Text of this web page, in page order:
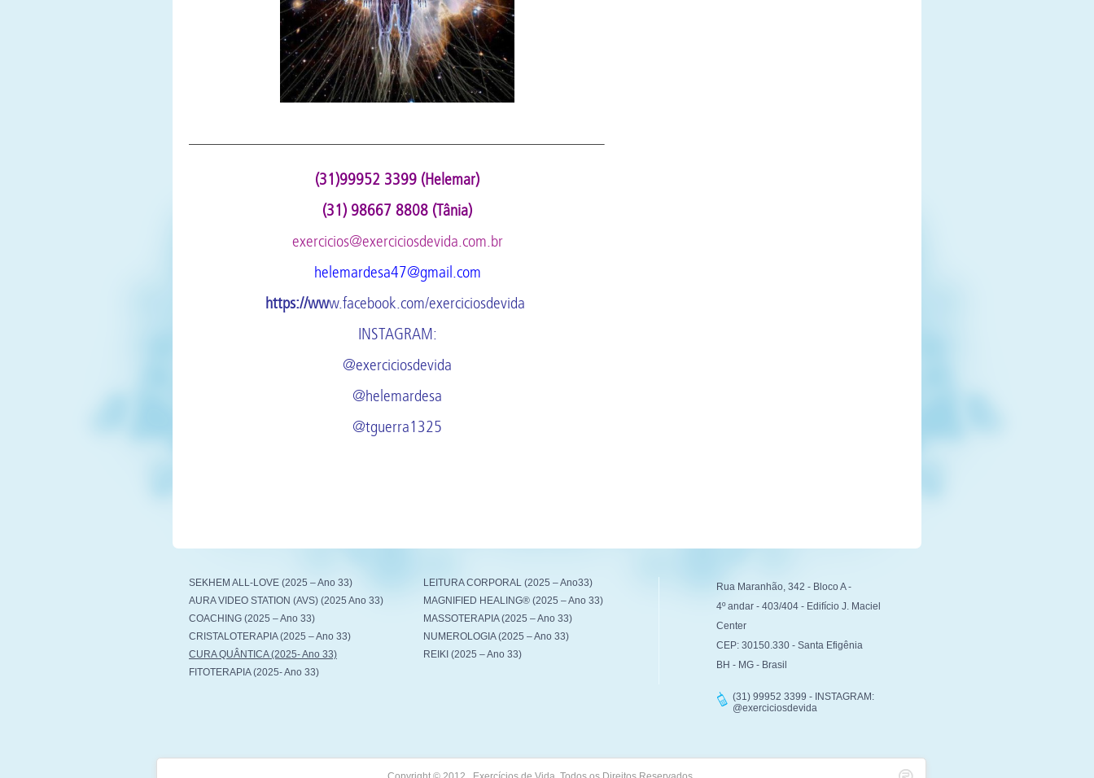
——————————————————————————————————————————–
(31)99952 3399 (Helemar)
(31) 98667 8808 (Tânia)
exercicios@exerciciosdevida.com.br
helemardesa47@gmail.com
https://www.facebook.com/exerciciosdevida
INSTAGRAM:
@exerciciosdevida
@helemardesa
@tguerra1325
SEKHEM ALL-LOVE (2025 – Ano 33)
AURA VIDEO STATION (AVS) (2025 Ano 33)
COACHING (2025 – Ano 33)
CRISTALOTERAPIA (2025 – Ano 33)
CURA QUÂNTICA (2025- Ano 33)
FITOTERAPIA (2025- Ano 33)
LEITURA CORPORAL (2025 – Ano33)
MAGNIFIED HEALING® (2025 – Ano 33)
MASSOTERAPIA (2025 – Ano 33)
NUMEROLOGIA (2025 – Ano 33)
REIKI (2025 – Ano 33)
Rua Maranhão, 342 - Bloco A -
4º andar - 403/404 - Edifício J. Maciel
Center
CEP: 30150.330 - Santa Efigênia
BH - MG - Brasil
(31) 99952 3399 - INSTAGRAM:
@exerciciosdevida